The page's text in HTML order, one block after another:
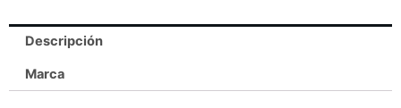
Descripción
Marca